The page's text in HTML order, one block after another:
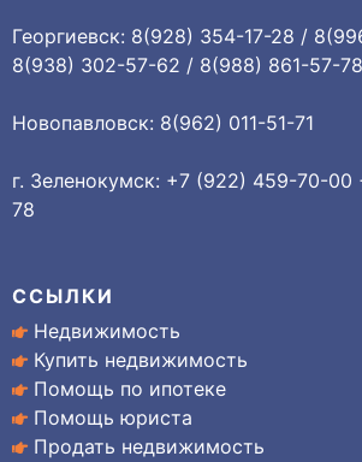
Георгиевск: 8(928) 354-17-28 /
8(938) 302-57-62 / 8(988) 861-57-78
Новопавловск: 8(962) 011-51-71
г. Зеленокумск: +7 (922) 459-70-
78
ССЫЛКИ
Недвижимость
Купить недвижимость
Помощь по ипотеке
Помощь юриста
Продать недвижимость